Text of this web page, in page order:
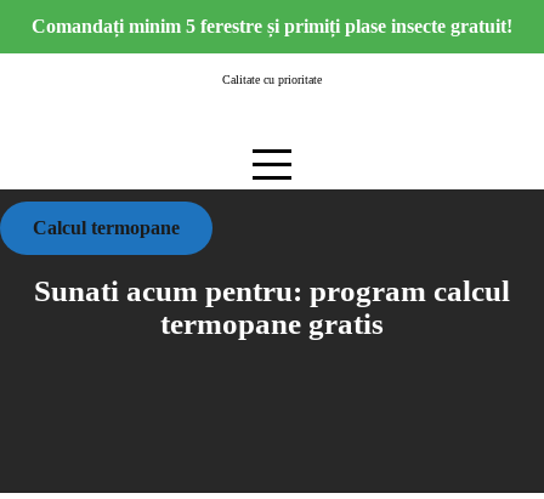
Comandați minim 5 ferestre și primiți plase insecte gratuit!
Calitate cu prioritate
Calcul termopane
Sunati acum pentru: program calcul
termopane gratis